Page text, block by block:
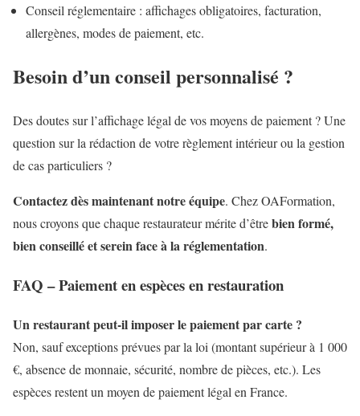
Conseil réglementaire : affichages obligatoires, facturation,
allergènes, modes de paiement, etc.
Besoin d’un conseil personnalisé ?
Des doutes sur l’affichage légal de vos moyens de paiement ? Une
question sur la rédaction de votre règlement intérieur ou la gestion
de cas particuliers ?
Contactez dès maintenant notre équipe. Chez OAFormation,
nous croyons que chaque restaurateur mérite d’êtrebien formé,
bien conseillé et serein face à la réglementation.
FAQ – Paiement en espèces en restauration
Un restaurant peut-il imposer le paiement par carte ?
Non, sauf exceptions prévues par la loi (montant supérieur à 1 000
€, absence de monnaie, sécurité, nombre de pièces, etc.). Les
espèces restent un moyen de paiement légal en France.